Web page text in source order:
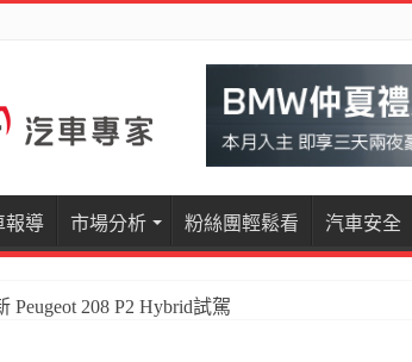
報導 市場分析 粉絲團輕鬆看 汽車安全
Peugeot 208 P2 Hybrid試駕